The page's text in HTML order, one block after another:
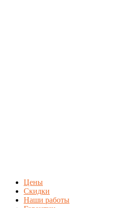
Цены
Скидки
Наши работы